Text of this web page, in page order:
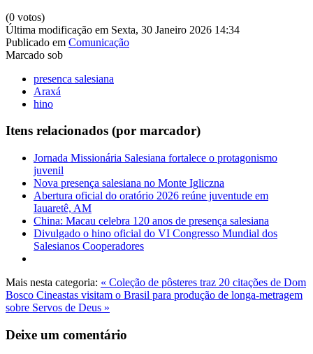
(0 votos)
Última modificação em Sexta, 30 Janeiro 2026 14:34
Publicado em Comunicação
Marcado sob
presenca salesiana
Araxá
hino
Itens relacionados (por marcador)
Jornada Missionária Salesiana fortalece o protagonismo
juvenil
Nova presença salesiana no Monte Igliczna
Abertura oficial do oratório 2026 reúne juventude em
Iauaretê, AM
China: Macau celebra 120 anos de presença salesiana
Divulgado o hino oficial do VI Congresso Mundial dos
Salesianos Cooperadores
Mais nesta categoria: « Coleção de pôsteres traz 20 citações de Dom
Bosco Cineastas visitam o Brasil para produção de longa-metragem
sobre Servos de Deus »
Deixe um comentário